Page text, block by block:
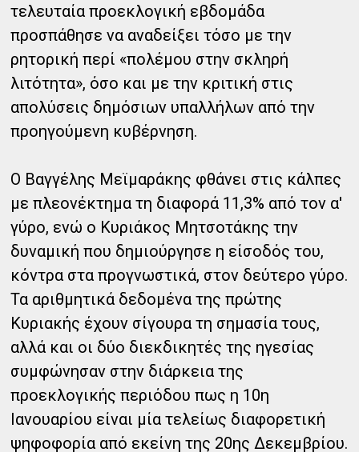
τελευταία προεκλογική εβδομάδα
προσπάθησε να αναδείξει τόσο με την
ρητορική περί «πολέμου στην σκληρή
λιτότητα», όσο και με την κριτική στις
απολύσεις δημόσιων υπαλλήλων από την
προηγούμενη κυβέρνηση.
Ο Βαγγέλης Μεϊμαράκης φθάνει στις κάλπες
με πλεονέκτημα τη διαφορά 11,3% από τον α'
γύρο, ενώ ο Κυριάκος Μητσοτάκης την
δυναμική που δημιούργησε η είσοδός του,
κόντρα στα προγνωστικά, στον δεύτερο γύρο.
Τα αριθμητικά δεδομένα της πρώτης
Κυριακής έχουν σίγουρα τη σημασία τους,
αλλά και οι δύο διεκδικητές της ηγεσίας
συμφώνησαν στην διάρκεια της
προεκλογικής περιόδου πως η 10η
Ιανουαρίου είναι μία τελείως διαφορετική
ψηφοφορία από εκείνη της 20ης Δεκεμβρίου.